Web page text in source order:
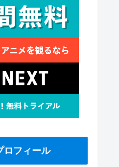
ロフィール